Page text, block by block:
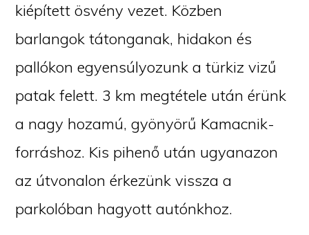
kiépített ösvény vezet. Közben
barlangok tátonganak, hidakon és
pallókon egyensúlyozunk a türkiz vizű
patak felett. 3 km megtétele után érünk
a nagy hozamú, gyönyörű Kamacnik-
forráshoz. Kis pihenő után ugyanazon
az útvonalon érkezünk vissza a
parkolóban hagyott autónkhoz.